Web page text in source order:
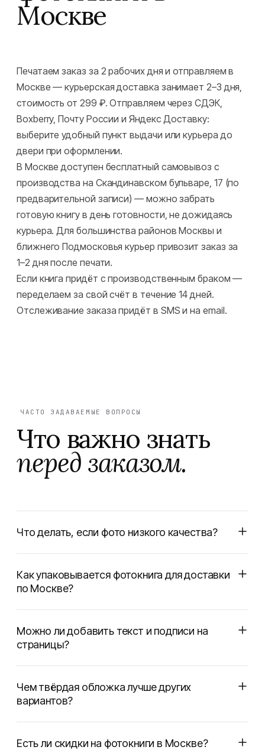
Москве
Печатаем заказ за 2 рабочих дня и отправляем в
Москве — курьерская доставка занимает 2–3 дня,
стоимость от 299 ₽. Отправляем через СДЭК,
Boxberry, Почту России и Яндекс Доставку:
выберите удобный пункт выдачи или курьера до
двери при оформлении.
В Москве доступен бесплатный самовывоз с
производства на Скандинавском бульваре, 17 (по
предварительной записи) — можно забрать
готовую книгу в день готовности, не дожидаясь
курьера. Для большинства районов Москвы и
ближнего Подмосковья курьер привозит заказ за
1–2 дня после печати.
Если книга придёт с производственным браком —
переделаем за свой счёт в течение 14 дней.
Отслеживание заказа придёт в SMS и на email.
ЧАСТО ЗАДАВАЕМЫЕ ВОПРОСЫ
Что важно знать
перед заказом.
Что делать, если фото низкого качества?
Как упаковывается фотокнига для доставки
по Москве?
Можно ли добавить текст и подписи на
страницы?
Чем твёрдая обложка лучше других
вариантов?
Есть ли скидки на фотокниги в Москве?